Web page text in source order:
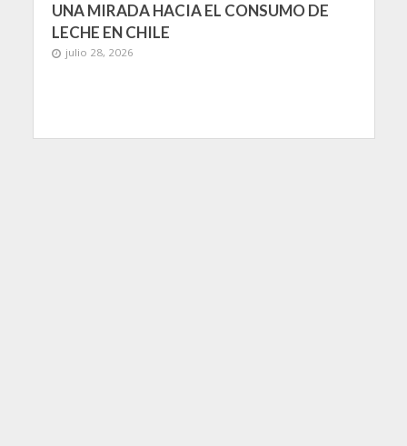
UNA MIRADA HACIA EL CONSUMO DE
LECHE EN CHILE
julio 28, 2026